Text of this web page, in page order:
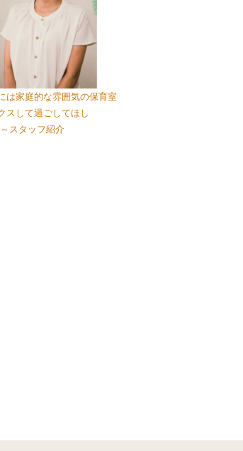
は家庭的な雰囲気の保育室
スして過ごしてほし
タッフ紹介